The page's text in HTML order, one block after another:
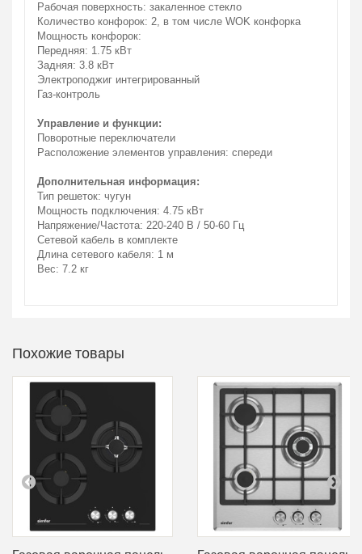
Рабочая поверхность: закаленное стекло
Количество конфорок: 2, в том числе WOK конфорка
Мощность конфорок:
Передняя: 1.75 кВт
Задняя: 3.8 кВт
Электроподжиг интегрированный
Газ-контроль
Управление и функции:
Поворотные переключатели
Расположение элементов управления: спереди
Дополнительная информация:
Тип решеток: чугун
Мощность подключения: 4.75 кВт
Напряжение/Частота: 220-240 В / 50-60 Гц
Сетевой кабель в комплекте
Длина сетевого кабеля: 1 м
Вес: 7.2 кг
Похожие товары